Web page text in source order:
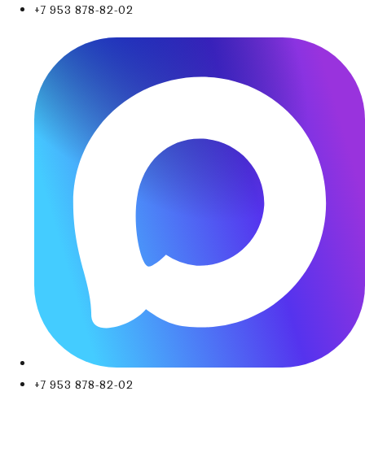
+7 953 878-82-02
+7 953 878-82-02